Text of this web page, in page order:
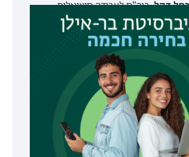
דקל, ביה"ס לעבודה סוציאלית
, נשיא האוניברסיטה
, רקטור האוניברסיטה
, ראש ביה"ס לעבודה סוציאלית